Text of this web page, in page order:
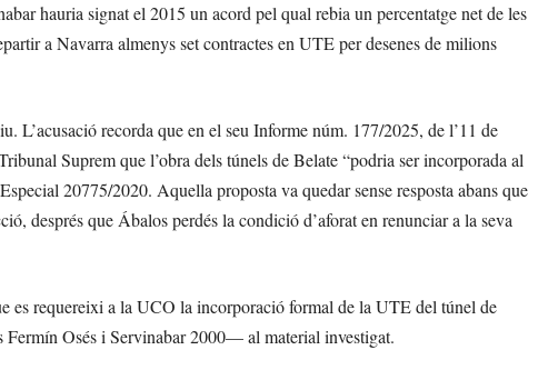
hauria signat el 2015 un acord pel qual rebia un percentatge net de les
a Navarra almenys set contractes en UTE per desenes de milions
L’acusació recorda que en el seu Informe núm. 177/2025, de l’11 de
Suprem que l’obra dels túnels de Belate “podria ser incorporada al
20775/2020. Aquella proposta va quedar sense resposta abans que
després que Ábalos perdés la condició d’aforat en renunciar a la seva
es requereixi a la UCO la incorporació formal de la UTE del túnel de
Osés i Servinabar 2000— al material investigat.